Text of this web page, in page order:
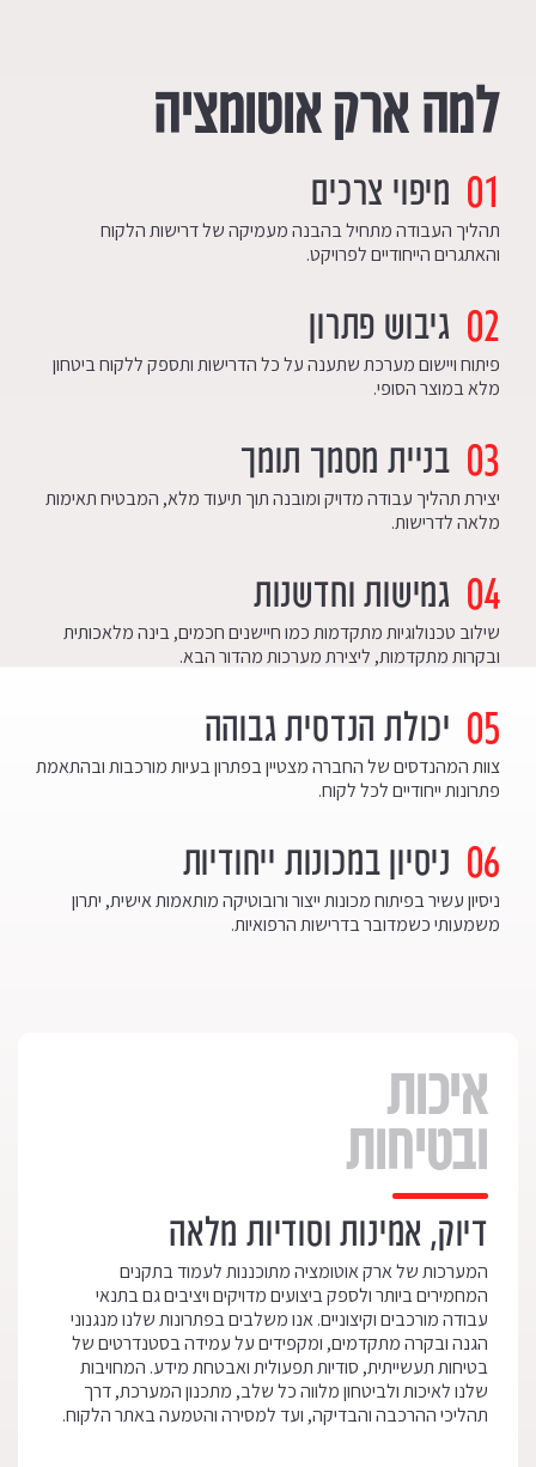
למה ארק אוטומציה
01 מיפוי צרכים
תהליך העבודה מתחיל בהבנה מעמיקה של דרישות הלקוח
והאתגרים הייחודיים לפרויקט.
02 גיבוש פתרון
פיתוח ויישום מערכת שתענה על כל הדרישות ותספק ללקוח ביטחון
מלא במוצר הסופי.
03 בניית מסמך תומך
יצירת תהליך עבודה מדויק ומובנה תוך תיעוד מלא, המבטיח תאימות
מלאה לדרישות.
04 גמישות וחדשנות
שילוב טכנולוגיות מתקדמות כמו חיישנים חכמים, בינה מלאכותית
ובקרות מתקדמות, ליצירת מערכות מהדור הבא.
05 יכולת הנדסית גבוהה
צוות המהנדסים של החברה מצטיין בפתרון בעיות מורכבות ובהתאמת
פתרונות ייחודיים לכל לקוח.
06 ניסיון במכונות ייחודיות
ניסיון עשיר בפיתוח מכונות ייצור ורובוטיקה מותאמות אישית, יתרון
משמעותי כשמדובר בדרישות הרפואיות.
איכות
ובטיחות
דיוק, אמינות וסודיות מלאה
המערכות של ארק אוטומציה מתוכננות לעמוד בתקנים
המחמירים ביותר ולספק ביצועים מדויקים ויציבים גם בתנאי
עבודה מורכבים וקיצוניים. אנו משלבים בפתרונות שלנו מנגנוני
הגנה ובקרה מתקדמים, ומקפידים על עמידה בסטנדרטים של
בטיחות תעשייתית, סודיות תפעולית ואבטחת מידע. המחויבות
שלנו לאיכות ולביטחון מלווה כל שלב, מתכנון המערכת, דרך
תהליכי ההרכבה והבדיקה, ועד למסירה והטמעה באתר הלקוח.